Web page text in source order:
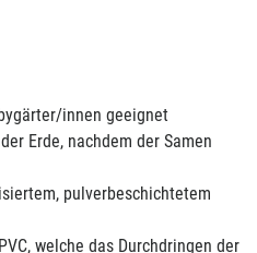
innen geeignet
Erde, nachdem der Samen
pulverbeschichtetem
welche das Durchdringen der